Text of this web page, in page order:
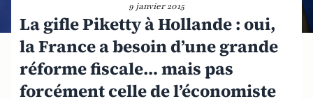
9 janvier 2015
La gifle Piketty à Hollande : oui,
la France a besoin d’une grande
réforme fiscale… mais pas
forcément celle de l’économiste